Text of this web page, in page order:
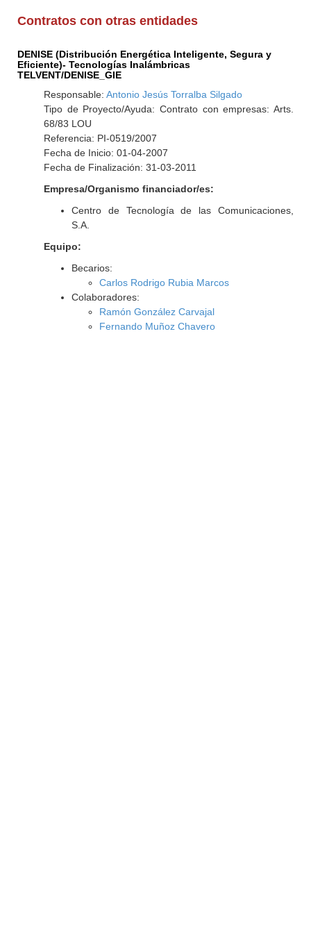
Contratos con otras entidades
DENISE (Distribución Energética Inteligente, Segura y
Eficiente)- Tecnologías Inalámbricas
TELVENT/DENISE_GIE
Responsable: Antonio Jesús Torralba Silgado
Tipo de Proyecto/Ayuda: Contrato con empresas: Arts.
68/83 LOU
Referencia: PI-0519/2007
Fecha de Inicio: 01-04-2007
Fecha de Finalización: 31-03-2011
Empresa/Organismo financiador/es:
Centro de Tecnología de las Comunicaciones,
S.A.
Equipo:
Becarios:
Carlos Rodrigo Rubia Marcos
Colaboradores:
Ramón González Carvajal
Fernando Muñoz Chavero